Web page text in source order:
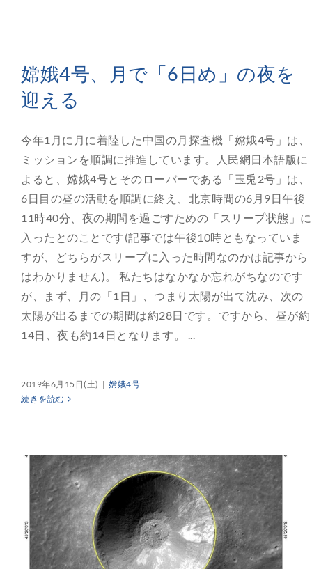
嫦娥4号、月で「6日め」の夜を
迎える
今年1月に月に着陸した中国の月探査機「嫦娥4号」は、
ミッションを順調に推進しています。人民網日本語版に
よると、嫦娥4号とそのローバーである「玉兎2号」は、
6日目の昼の活動を順調に終え、北京時間の6月9日午後
11時40分、夜の期間を過ごすための「スリープ状態」に
入ったとのことです(記事では午後10時ともなっていま
すが、どちらがスリープに入った時間なのかは記事から
はわかりません)。 私たちはなかなか忘れがちなのです
が、まず、月の「1日」、つまり太陽が出て沈み、次の
太陽が出るまでの期間は約28日です。ですから、昼が約
14日、夜も約14日となります。 ...
2019年6月15日(土) | 嫦娥4号
続きを読む